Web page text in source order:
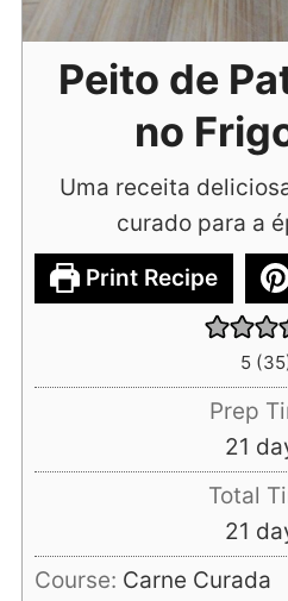
Peito de
no
Uma receita
curado para a
Print Recipe
5 (35
Prep
21
Total
21
Course: Carne Curada